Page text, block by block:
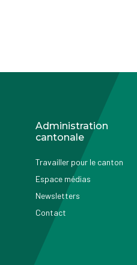
Administration
cantonale
Travailler pour le canton
Espace médias
Newsletters
Contact